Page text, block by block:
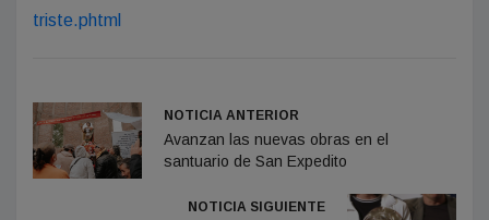
triste.phtml
NOTICIA ANTERIOR
Avanzan las nuevas obras en el
santuario de San Expedito
NOTICIA SIGUIENTE